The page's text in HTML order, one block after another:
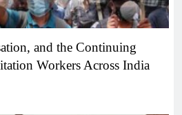
and the Continuing
Workers Across India